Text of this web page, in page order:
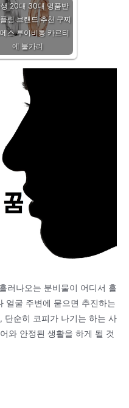
20대 30대 명품반
링 브랜드 추천 구찌
스 루이비통 카르티
에 불가리
러나오는 분비물이 어디서 흘
얼굴 주변에 묻으면 추진하는
단순히 코피가 나기는 하는 사
와 안정된 생활을 하게 될 것